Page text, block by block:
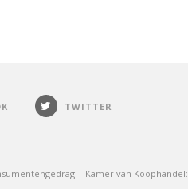
TWITTER
| Kamer van Koophandel: